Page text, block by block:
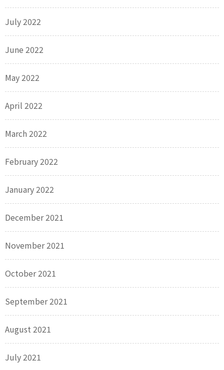
July 2022
June 2022
May 2022
April 2022
March 2022
February 2022
January 2022
December 2021
November 2021
October 2021
September 2021
August 2021
July 2021